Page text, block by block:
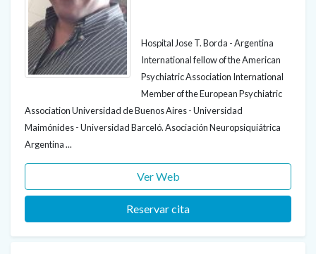
Hospital Jose T. Borda - Argentina
International fellow of the American
Psychiatric Association International
Member of the European Psychiatric
Association Universidad de Buenos Aires - Universidad
Maimónides - Universidad Barceló. Asociación Neuropsiquiátrica
Argentina ...
Ver Web
Reservar cita